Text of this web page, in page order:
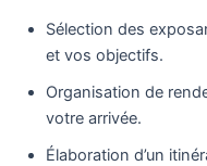
Sélection des
et vos objectifs.
Organisation de
votre arrivée.
Élaboration d’un